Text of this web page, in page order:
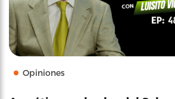
Opiniones